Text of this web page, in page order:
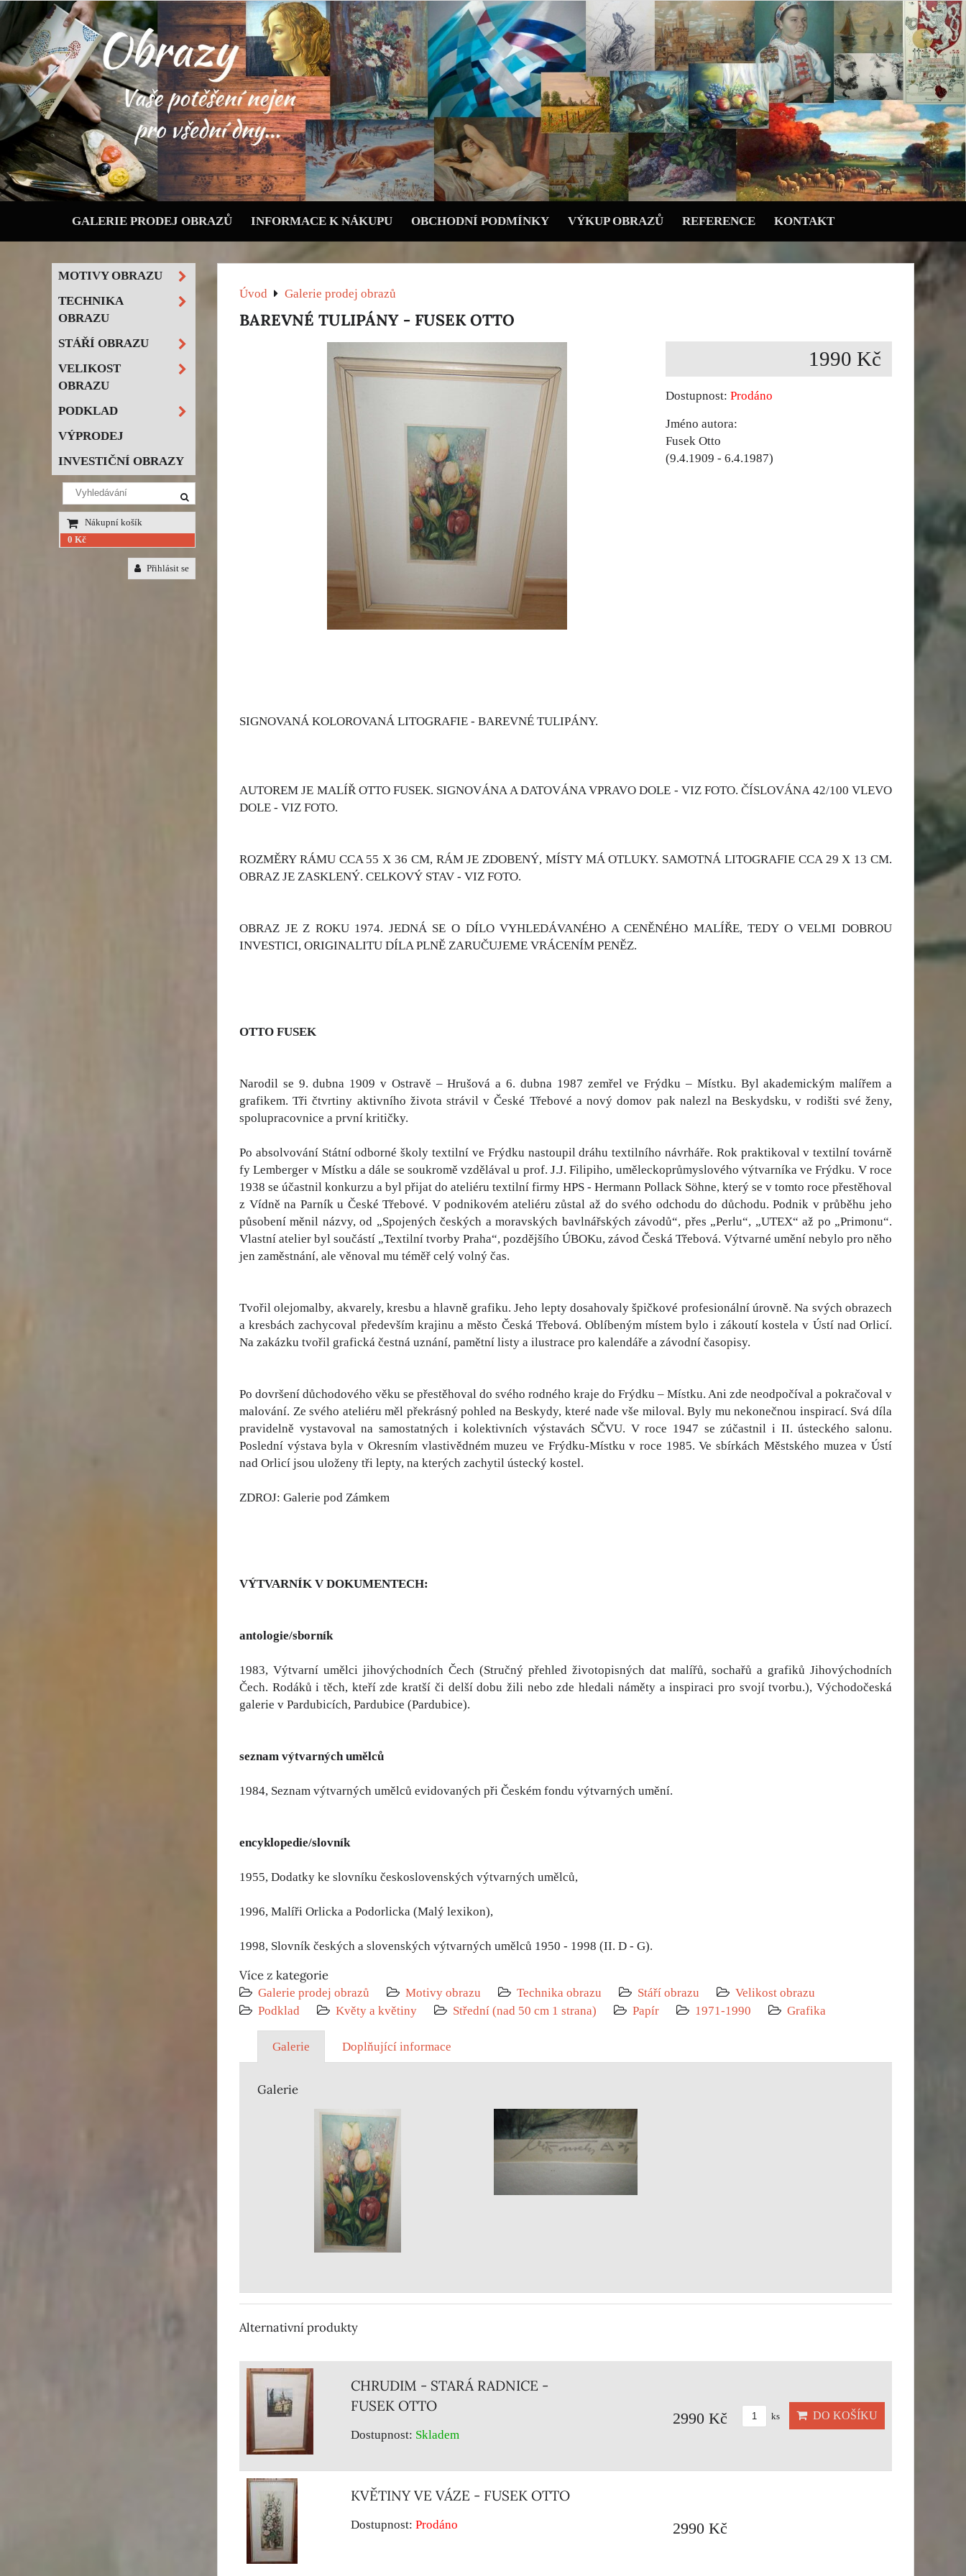
GALERIE PRODEJ OBRAZŮ INFORMACE K NÁKUPU OBCHODNÍ PODMÍNKY VÝKUP OBRAZŮ REFERENCE KONTAKT
Úvod Galerie prodej obrazů
BAREVNÉ TULIPÁNY - FUSEK OTTO
1990 Kč
Dostupnost: Prodáno
Jméno autora:
Fusek Otto
(9.4.1909 - 6.4.1987)
SIGNOVANÁ KOLOROVANÁ LITOGRAFIE - BAREVNÉ TULIPÁNY.
AUTOREM JE MALÍŘ OTTO FUSEK. SIGNOVÁNA A DATOVÁNA VPRAVO DOLE - VIZ FOTO. ČÍSLOVÁNA 42/100 VLEVO
DOLE - VIZ FOTO.
ROZMĚRY RÁMU CCA 55 X 36 CM, RÁM JE ZDOBENÝ, MÍSTY MÁ OTLUKY. SAMOTNÁ LITOGRAFIE CCA 29 X 13 CM.
OBRAZ JE ZASKLENÝ. CELKOVÝ STAV - VIZ FOTO.
OBRAZ JE Z ROKU 1974. JEDNÁ SE O DÍLO VYHLEDÁVANÉHO A CENĚNÉHO MALÍŘE, TEDY O VELMI DOBROU
INVESTICI, ORIGINALITU DÍLA PLNĚ ZARUČUJEME VRÁCENÍM PENĚZ.
OTTO FUSEK
Narodil se 9. dubna 1909 v Ostravě – Hrušová a 6. dubna 1987 zemřel ve Frýdku – Místku. Byl akademickým malířem a
grafikem. Tři čtvrtiny aktivního života strávil v České Třebové a nový domov pak nalezl na Beskydsku, v rodišti své ženy,
spolupracovnice a první kritičky.
Po absolvování Státní odborné školy textilní ve Frýdku nastoupil dráhu textilního návrháře. Rok praktikoval v textilní továrně
fy Lemberger v Místku a dále se soukromě vzdělával u prof. J.J. Filipiho, uměleckoprůmyslového výtvarníka ve Frýdku. V roce
1938 se účastnil konkurzu a byl přijat do ateliéru textilní firmy HPS - Hermann Pollack Söhne, který se v tomto roce přestěhoval
z Vídně na Parník u České Třebové. V podnikovém ateliéru zůstal až do svého odchodu do důchodu. Podnik v průběhu jeho
působení měnil názvy, od „Spojených českých a moravských bavlnářských závodů“, přes „Perlu“, „UTEX“ až po „Primonu“.
Vlastní atelier byl součástí „Textilní tvorby Praha“, pozdějšího ÚBOKu, závod Česká Třebová. Výtvarné umění nebylo pro něho
jen zaměstnání, ale věnoval mu téměř celý volný čas.
Tvořil olejomalby, akvarely, kresbu a hlavně grafiku. Jeho lepty dosahovaly špičkové profesionální úrovně. Na svých obrazech
a kresbách zachycoval především krajinu a město Česká Třebová. Oblíbeným místem bylo i zákoutí kostela v Ústí nad Orlicí.
Na zakázku tvořil grafická čestná uznání, pamětní listy a ilustrace pro kalendáře a závodní časopisy.
Po dovršení důchodového věku se přestěhoval do svého rodného kraje do Frýdku – Místku. Ani zde neodpočíval a pokračoval v
malování. Ze svého ateliéru měl překrásný pohled na Beskydy, které nade vše miloval. Byly mu nekonečnou inspirací. Svá díla
pravidelně vystavoval na samostatných i kolektivních výstavách SČVU. V roce 1947 se zúčastnil i II. ústeckého salonu.
Poslední výstava byla v Okresním vlastivědném muzeu ve Frýdku-Místku v roce 1985. Ve sbírkách Městského muzea v Ústí
nad Orlicí jsou uloženy tři lepty, na kterých zachytil ústecký kostel.
ZDROJ: Galerie pod Zámkem
VÝTVARNÍK V DOKUMENTECH:
antologie/sborník
1983, Výtvarní umělci jihovýchodních Čech (Stručný přehled životopisných dat malířů, sochařů a grafiků Jihovýchodních
Čech. Rodáků i těch, kteří zde kratší či delší dobu žili nebo zde hledali náměty a inspiraci pro svojí tvorbu.), Východočeská
galerie v Pardubicích, Pardubice (Pardubice).
seznam výtvarných umělců
1984, Seznam výtvarných umělců evidovaných při Českém fondu výtvarných umění.
encyklopedie/slovník
1955, Dodatky ke slovníku československých výtvarných umělců,
1996, Malíři Orlicka a Podorlicka (Malý lexikon),
1998, Slovník českých a slovenských výtvarných umělců 1950 - 1998 (II. D - G).
Více z kategorie
Galerie prodej obrazů Motivy obrazu Technika obrazu Stáří obrazu
Velikost obrazu
Podklad
Květy a květiny Střední (nad 50 cm 1 strana) Papír 1971-1990 Grafika
Galerie Doplňující informace
Galerie
Alternativní produkty
CHRUDIM - STARÁ RADNICE -
FUSEK OTTO
Dostupnost: Skladem
2990 Kč ks DO KOŠÍKU
KVĚTINY VE VÁZE - FUSEK OTTO
Dostupnost: Prodáno 2990 Kč
MOTIVY OBRAZU
TECHNIKA
OBRAZU
STÁŘÍ OBRAZU
VELIKOST
OBRAZU
PODKLAD
VÝPRODEJ
INVESTIČNÍ OBRAZY
Nákupní košík
0 Kč
Přihlásit se